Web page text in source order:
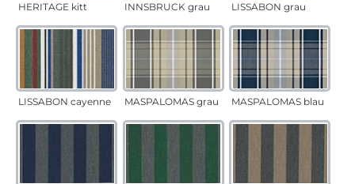
HERITAGE kitt INNSBRUCK grau LISSABON grau
LISSABON cayenne MASPALOMAS grau MASPALOMAS blau